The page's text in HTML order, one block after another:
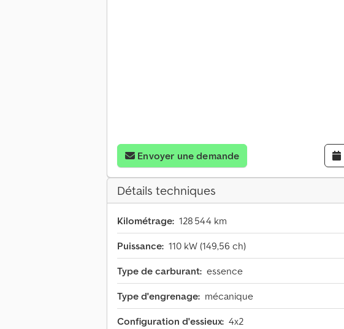
Envoyer une demande
Détails techniques
Kilométrage: 128 544 km
Puissance: 110 kW (149,56 ch)
Type de carburant: essence
Type d'engrenage: mécanique
Configuration d'essieux: 4x2